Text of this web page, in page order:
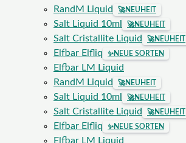
RandM Liquid
🚀NEUHEIT
Salt Liquid 10ml 🚀NEUHEIT
Salt Cristallite Liquid 🚀NEUHEIT
Elfbar Elfliq ✨NEUE SORTEN
Elfbar LM Liquid
RandM Liquid
🚀NEUHEIT
Salt Liquid 10ml 🚀NEUHEIT
Salt Cristallite Liquid 🚀NEUHEIT
Elfbar Elfliq ✨NEUE SORTEN
Elfbar LM Liquid